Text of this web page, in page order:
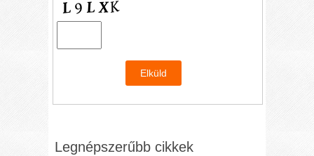
Legnépszerűbb cikkek